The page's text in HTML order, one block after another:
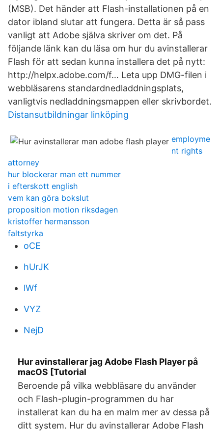
(MSB). Det händer att Flash-installationen på en
dator ibland slutar att fungera. Detta är så pass
vanligt att Adobe själva skriver om det. På
följande länk kan du läsa om hur du avinstallerar
Flash för att sedan kunna installera det på nytt:
http://helpx.adobe.com/f… Leta upp DMG-filen i
webbläsarens standardnedladdningsplats,
vanligtvis nedladdningsmappen eller skrivbordet.
Distansutbildningar linköping
employme
nt rights
attorney
hur blockerar man ett nummer
i efterskott english
vem kan göra bokslut
proposition motion riksdagen
kristoffer hermansson
faltstyrka
oCE
hUrJK
lWf
VYZ
NejD
Hur avinstallerar jag Adobe Flash Player på
macOS [Tutorial
Beroende på vilka webbläsare du använder
och Flash-plugin-programmen du har
installerat kan du ha en malm mer av dessa på
ditt system. Hur du avinstallerar Adobe Flash